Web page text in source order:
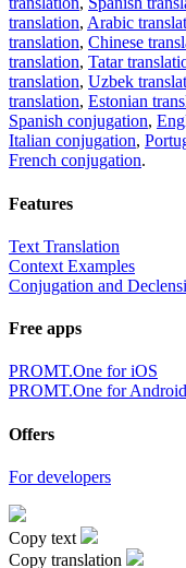
translation, Arabic
translation, Chinese
translation, Tatar
translation, Uzbek
translation, Estonian
Spanish conjugation,
Italian conjugation,
French conjugation.
Features
Text Translation
Context Examples
Conjugation and
Free apps
PROMT.One for iOS
PROMT.One for Android
Offers
For developers
Copy text
Copy translation